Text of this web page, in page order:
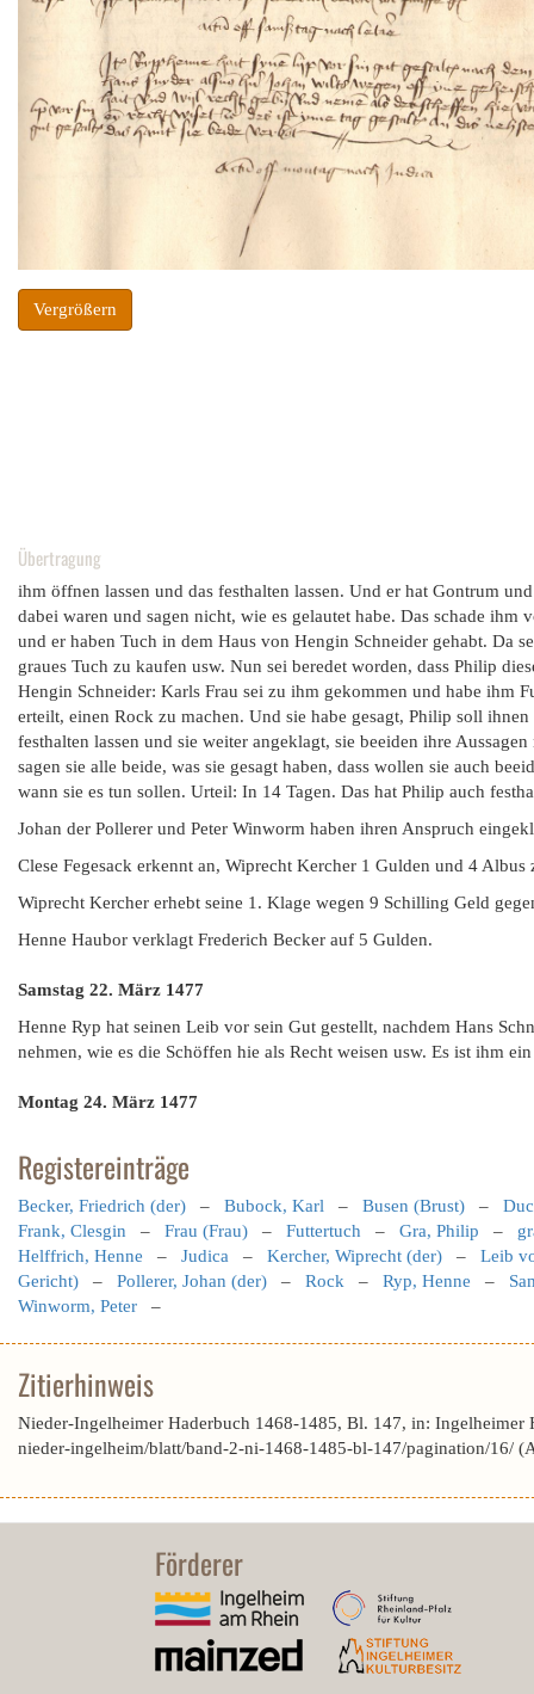
Vergrößern
Übertragung
ihm öffnen lassen und das festhalten lassen. Und er hat Gontrum
dabei waren und sagen nicht, wie es gelautet habe. Das schade
und er haben Tuch in dem Haus von Hengin Schneider gehabt. Da
graues Tuch zu kaufen usw. Nun sei beredet worden, dass Philip
Hengin Schneider: Karls Frau sei zu ihm gekommen und habe ihm
erteilt, einen Rock zu machen. Und sie habe gesagt, Philip soll
festhalten lassen und sie weiter angeklagt, sie beeiden ihre
sagen sie alle beide, was sie gesagt haben, dass wollen sie auch
wann sie es tun sollen. Urteil: In 14 Tagen. Das hat Philip auch
Johan der Pollerer und Peter Winworm haben ihren Anspruch
Clese Fegesack erkennt an, Wiprecht Kercher 1 Gulden und 4
Wiprecht Kercher erhebt seine 1. Klage wegen 9 Schilling Geld
Henne Haubor verklagt Frederich Becker auf 5 Gulden.
Samstag 22. März 1477
Henne Ryp hat seinen Leib vor sein Gut gestellt, nachdem Hans
nehmen, wie es die Schöffen hie als Recht weisen usw. Es ist ihm
Montag 24. März 1477
Registereinträge
Becker, Friedrich (der) – Bubock, Karl – Busen (Brust) –
Frank, Clesgin – Frau (Frau) – Futtertuch – Gra, Philip –
Helffrich, Henne – Judica – Kercher, Wiprecht (der) – Leib
Gericht) – Pollerer, Johan (der) – Rock – Ryp, Henne –
Winworm, Peter –
Zitierhinweis
Nieder-Ingelheimer Haderbuch 1468-1485, Bl. 147, in:
nieder-ingelheim/blatt/band-2-ni-1468-1485-bl-147/pagination/16/
Förderer